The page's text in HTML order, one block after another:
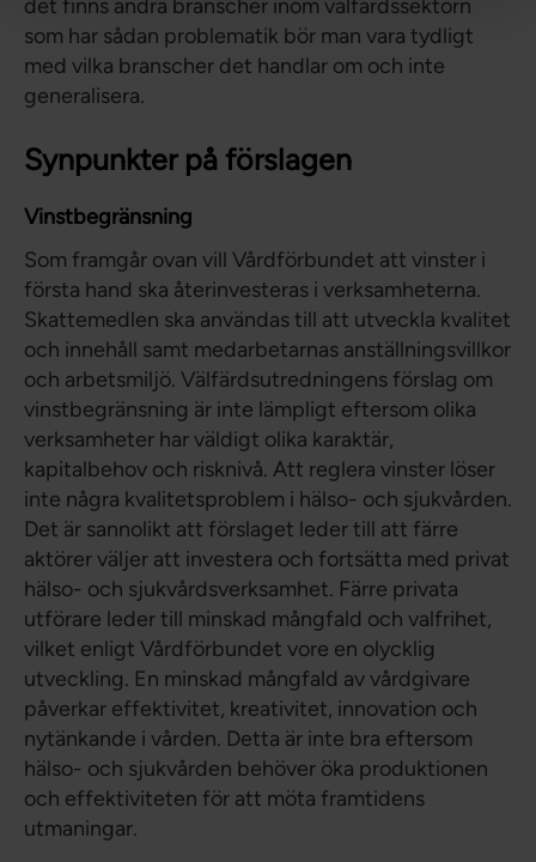
det finns andra branscher inom välfärdssektorn
som har sådan problematik bör man vara tydligt
med vilka branscher det handlar om och inte
generalisera.
Synpunkter på förslagen
Vinstbegränsning
Som framgår ovan vill Vårdförbundet att vinster i
första hand ska återinvesteras i verksamheterna.
Skattemedlen ska användas till att utveckla kvalitet
och innehåll samt medarbetarnas anställningsvillkor
och arbetsmiljö. Välfärdsutredningens förslag om
vinstbegränsning är inte lämpligt eftersom olika
verksamheter har väldigt olika karaktär,
kapitalbehov och risknivå. Att reglera vinster löser
inte några kvalitetsproblem i hälso- och sjukvården.
Det är sannolikt att förslaget leder till att färre
aktörer väljer att investera och fortsätta med privat
hälso- och sjukvårdsverksamhet. Färre privata
utförare leder till minskad mångfald och valfrihet,
vilket enligt Vårdförbundet vore en olycklig
utveckling. En minskad mångfald av vårdgivare
påverkar effektivitet, kreativitet, innovation och
nytänkande i vården. Detta är inte bra eftersom
hälso- och sjukvården behöver öka produktionen
och effektiviteten för att möta framtidens
utmaningar.